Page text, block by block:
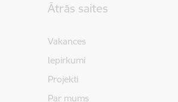
Ātrās saites
Vakances
Iepirkumi
Projekti
Par mums